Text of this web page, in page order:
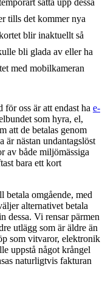
sätta upp dessa
tills det kommer nya
blir inaktuellt så
bli glada av eller ha
med mobilkameran
oss är att endast ha e-
som hyra, el,
att de betalas genom
är nästan undantagslöst
av både miljömässiga
bara ett kort
omgående, med
alternativet betala
dessa. Vi rensar pärmen
utlägg som är äldre än
som vitvaror, elektronik
uppstå något krångel
naturligtvis fakturan